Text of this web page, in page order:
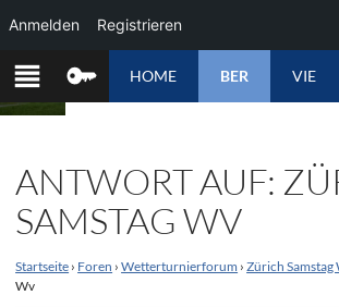
ZUM
INHALT
SPRINGEN
HOME BER VIE
ANTWORT AUF:
SAMSTAG WV
Startseite › Foren › Wetterturnierforum › Zürich Samstag
Wv
Anmelden Registrieren